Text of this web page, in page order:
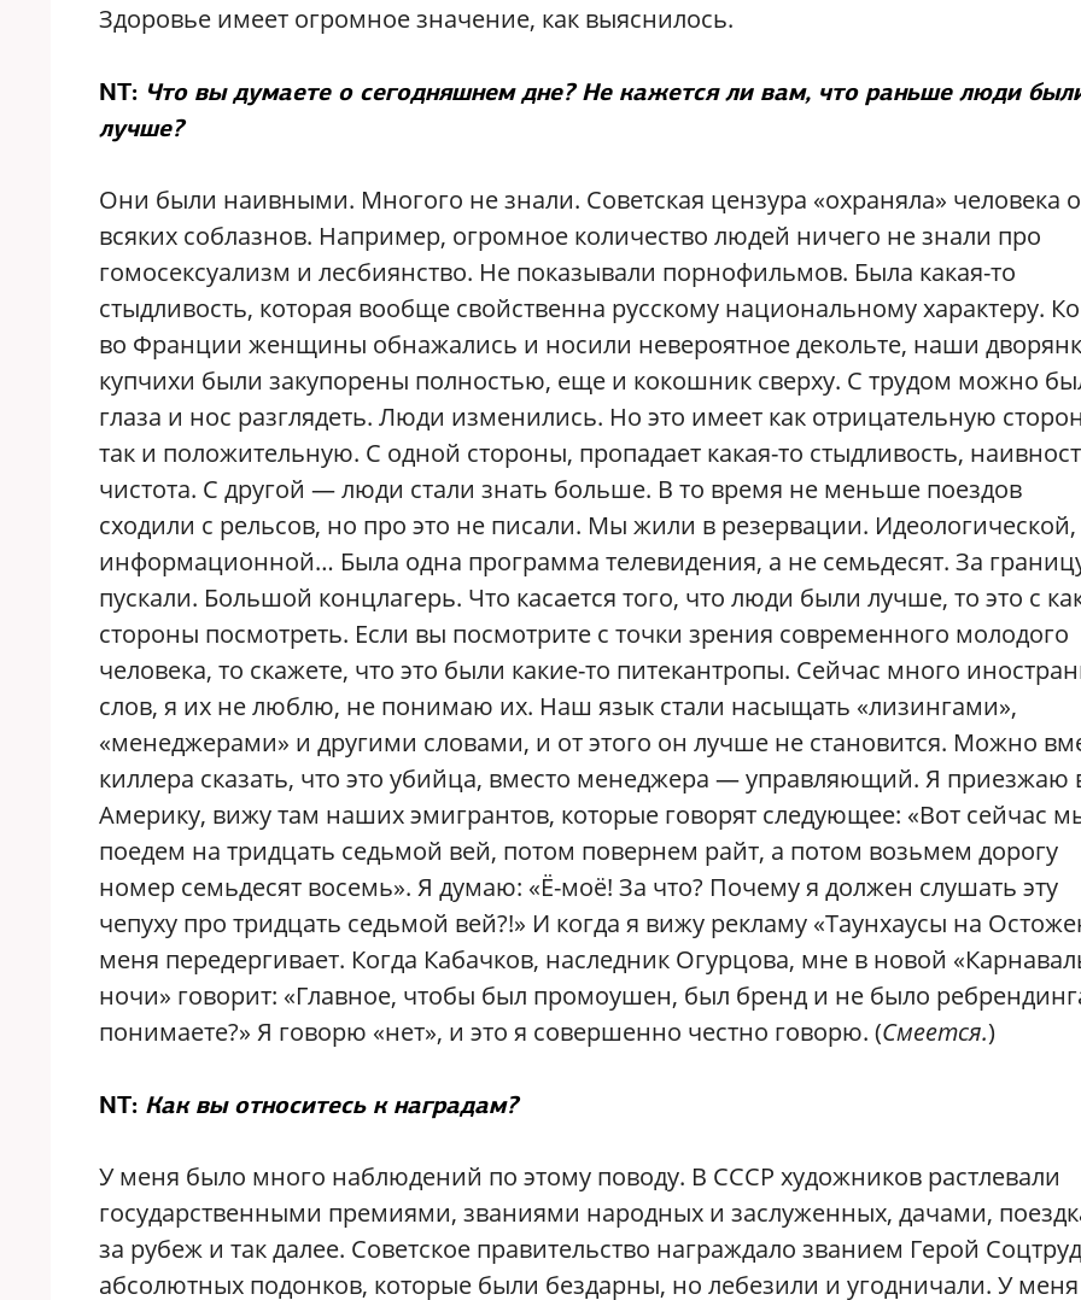
Здоровье имеет огромное значение, как выяснилось.
NT: Что вы думаете о сегодняшнем дне? Не кажется ли вам, что раньше люди
лучше?
Они были наивными. Многого не знали. Советская цензура «охраняла» человека
всяких соблазнов. Например, огромное количество людей ничего не знали про
гомосексуализм и лесбиянство. Не показывали порнофильмов. Была какая-то
стыдливость, которая вообще свойственна русскому национальному характеру.
во Франции женщины обнажались и носили невероятное декольте, наши
купчихи были закупорены полностью, еще и кокошник сверху. С трудом можно
глаза и нос разглядеть. Люди изменились. Но это имеет как отрицательную
так и положительную. С одной стороны, пропадает какая-то стыдливость,
чистота. С другой — люди стали знать больше. В то время не меньше поездов
сходили с рельсов, но про это не писали. Мы жили в резервации. Идеологической,
информационной… Была одна программа телевидения, а не семьдесят. За
пускали. Большой концлагерь. Что касается того, что люди были лучше, то это с
стороны посмотреть. Если вы посмотрите с точки зрения современного молодого
человека, то скажете, что это были какие-то питекантропы. Сейчас много
слов, я их не люблю, не понимаю их. Наш язык стали насыщать «лизингами»,
«менеджерами» и другими словами, и от этого он лучше не становится. Можно
киллера сказать, что это убийца, вместо менеджера — управляющий. Я приезжаю
Америку, вижу там наших эмигрантов, которые говорят следующее: «Вот сейчас
поедем на тридцать седьмой вей, потом повернем райт, а потом возьмем дорогу
номер семьдесят восемь». Я думаю: «Ё-моё! За что? Почему я должен слушать эту
чепуху про тридцать седьмой вей?!» И когда я вижу рекламу «Таунхаусы на
меня передергивает. Когда Кабачков, наследник Огурцова, мне в новой
ночи» говорит: «Главное, чтобы был промоушен, был бренд и не было
понимаете?» Я говорю «нет», и это я совершенно честно говорю. (Смеется.)
NT: Как вы относитесь к наградам?
У меня было много наблюдений по этому поводу. В СССР художников растлевали
государственными премиями, званиями народных и заслуженных, дачами,
за рубеж и так далее. Советское правительство награждало званием Герой
абсолютных подонков, которые были бездарны, но лебезили и угодничали. У меня